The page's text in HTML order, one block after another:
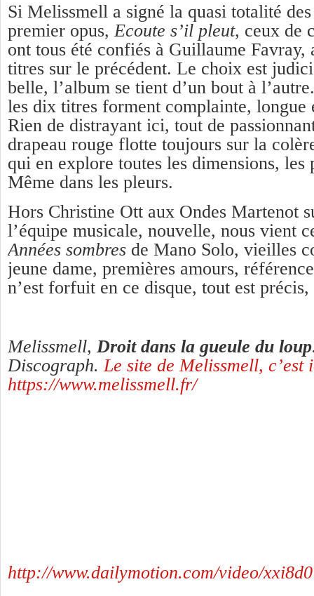
Si Melissmell a signé la quasi totalité
premier opus, Ecoute s’il pleut, ceux de
ont tous été confiés à Guillaume Favray,
titres sur le précédent. Le choix est
belle, l’album se tient d’un bout à
les dix titres forment complainte, longue
Rien de distrayant ici, tout de
drapeau rouge flotte toujours sur la
qui en explore toutes les dimensions, les
Même dans les pleurs.
Hors Christine Ott aux Ondes Martenot
l’équipe musicale, nouvelle, nous vient
Années sombres de Mano Solo, vieilles
jeune dame, premières amours,
n’est forfuit en ce disque, tout est
Melissmell, Droit dans la gueule du loup
Discograph. Le site de Melissmell, c’est
https://www.melissmell.fr/
http://www.dailymotion.com/video/xxi8d0